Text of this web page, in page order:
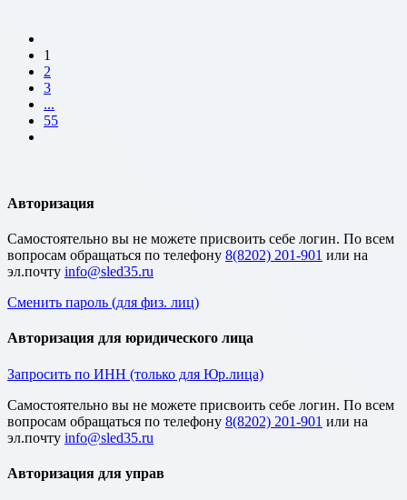
1
2
3
...
55
Авторизация
Cамостоятельно вы не можете присвоить себе логин. По всем
вопросам обращаться по телефону 8(8202) 201-901 или на
эл.почту
Сменить пароль (для физ. лиц)
Авторизация для юридического лица
Запросить по ИНН (только для Юр.лица)
Cамостоятельно вы не можете присвоить себе логин. По всем
вопросам обращаться по телефону 8(8202) 201-901 или на
эл.почту
Авторизация для управ